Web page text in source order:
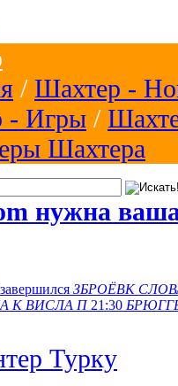
/ Шахтер -
- Игры /
Шахтера
нужна
завершился ЗБРОЁВК
K ВИСЛА П 21:30
Турку